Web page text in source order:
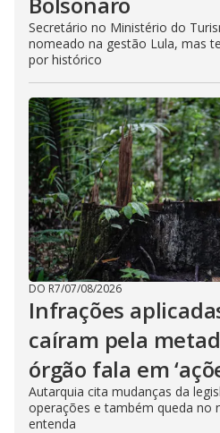
Secretário no Ministério do
nomeado na gestão Lula, mas
por histórico
DO R7/07/08/2026
Infrações
caíram pela
órgão fala em
Autarquia cita mudanças da
operações e também queda no
entenda